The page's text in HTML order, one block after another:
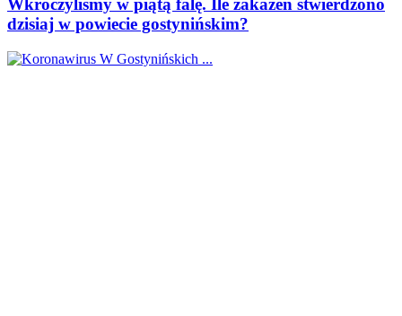
Wkroczyliśmy w piątą falę. Ile zakażeń stwierdzono
dzisiaj w powiecie gostynińskim?